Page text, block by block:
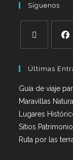
Síguenos
Últimas
Guía de viaje
Maravillas
Lugares
Sitios
Ruta por las